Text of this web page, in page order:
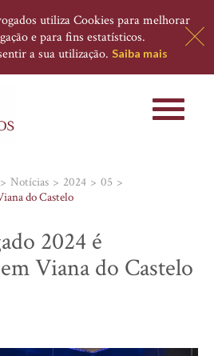
utiliza Cookies para melhorar
e para fins estatísticos.
a sua utilização. Saiba mais
Toggle
Notícias 2024
05
do Castelo
2024 é
Viana do Castelo